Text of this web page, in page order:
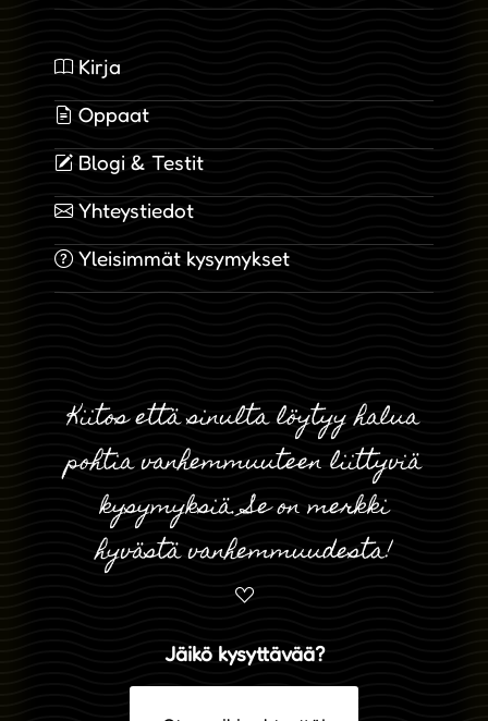
Kiitos että sinulta löytyy halua
pohtia vanhemmuuteen liittyviä
kysymyksiä. Se on merkki
hyvästä vanhemmuudesta!